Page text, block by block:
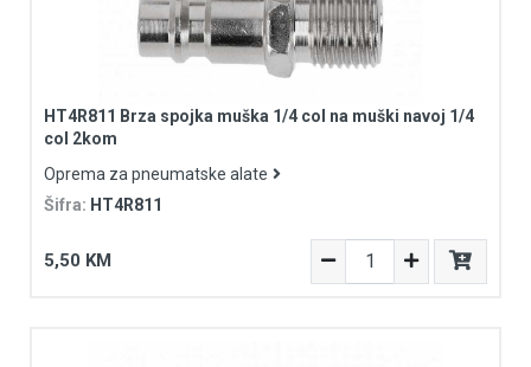
HT4R811 Brza spojka muška 1/4 col na muški navoj 1/4
col 2kom
Oprema za pneumatske alate
Šifra: HT4R811
5,50 KM